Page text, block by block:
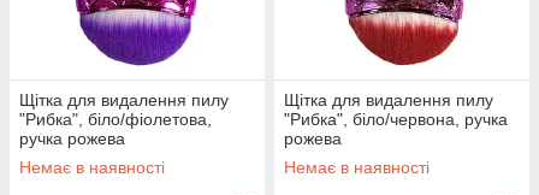
Щітка для видалення пилу
"Рибка", біло/фіолетова,
ручка рожева
Немає в наявності
Щітка для видалення пилу
"Рибка", біло/червона, ручка
рожева
Немає в наявності